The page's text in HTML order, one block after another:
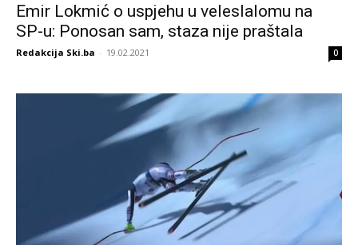
Emir Lokmić o uspjehu u veleslalomu na
SP-u: Ponosan sam, staza nije praštala
Redakcija Ski.ba - 19.02.2021 0